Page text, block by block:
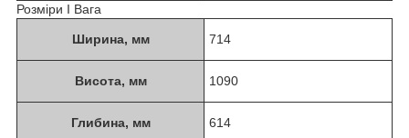
Розміри І Вага
Ширина, мм 714
Висота, мм 1090
Глибина, мм 614